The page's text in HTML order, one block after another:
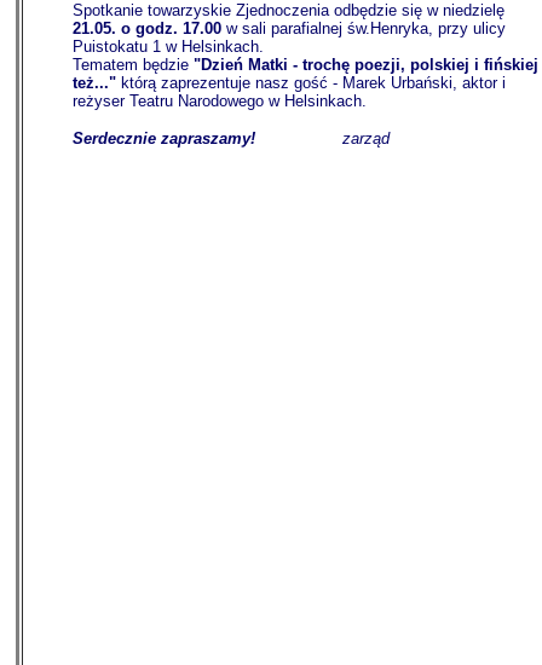
Spotkanie towarzyskie Zjednoczenia odbędzie się w niedzielę
21.05. o godz. 17.00 w sali parafialnej św.Henryka, przy ulicy
Puistokatu 1 w Helsinkach.
Tematem będzie "Dzień Matki - trochę poezji, polskiej i fińskiej
też..." którą zaprezentuje nasz gość - Marek Urbański, aktor i
reżyser Teatru Narodowego w Helsinkach.
Serdecznie zapraszamy! zarząd